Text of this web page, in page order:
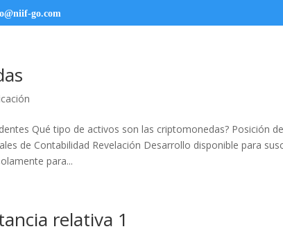
go.com
Qué tipo de activos son las criptomonedas? Posición
de Contabilidad Revelación Desarrollo disponible para
para...
relativa 1